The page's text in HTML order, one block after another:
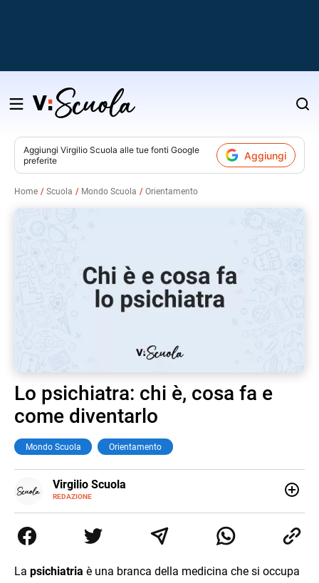
Salta
contenuto
Aggiungi Virgilio Scuola alle tue fonti Google
preferite
Aggiungi
Home Scuola Mondo Scuola Orientamento
Lo psichiatra: chi è, cosa fa e
come diventarlo
Mondo Scuola Orientamento
Virgilio Scuola
REDAZIONE
E-
MAIL
INSTAGRAM
SITI
nell’apprendimento gli studenti di ogni ordine e grado
scolastico: un hub dedicato non solo giovani studenti, ma
esercizi online, video di approfondimento e infografiche.
La psichiatria è una branca della medicina che si occupa